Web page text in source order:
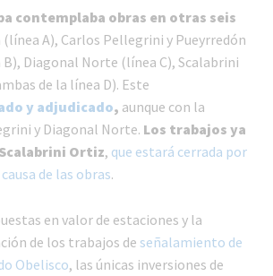
contemplaba obras en otras seis
(línea A), Carlos Pellegrini y Pueyrredón
B), Diagonal Norte (línea C), Scalabrini
de la línea D). Este
y adjudicado, aunque con la
y Diagonal Norte. Los trabajos ya
Ortiz, que estará cerrada por
de las obras.
en valor de estaciones y la
de los trabajos de señalamiento de
Obelisco, las únicas inversiones de